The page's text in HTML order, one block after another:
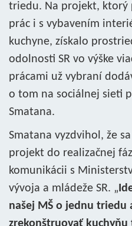
triedu. Na projekt, ktorý
prác i s vybavením
kuchyne, získalo
odolnosti SR vo výške
prácami už vybraní
o tom na sociálnej sieti
Smatana.
Smatana vyzdvihol, že
projekt do realizačnej
komunikácii s
vývoja a mládeže SR. „
našej MŠ o jednu triedu
zrekonštruovať kuchyňu